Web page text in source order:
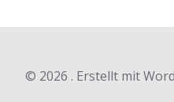
© 2026 . Erstellt mit